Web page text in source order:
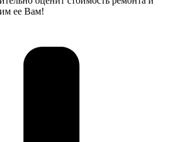
ее Вам!